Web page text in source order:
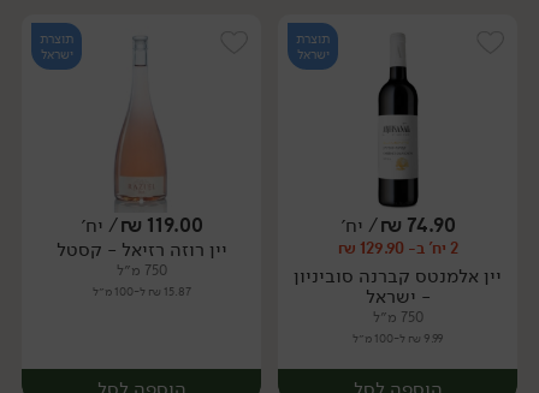
יח׳ יח׳
תוצרת
ישראל
74.90
₪/ יח׳
2 יח' ב- 129.90 ₪
יין אלמנטס קברנה סוביניון
- ישראל
750 מ״ל
9.99 ₪ ל-100 מ״ל
תוצרת
ישראל
119.00
₪/ יח׳
יין רוזה רזיאל - קסטל
750 מ״ל
15.87 ₪ ל-100 מ״ל